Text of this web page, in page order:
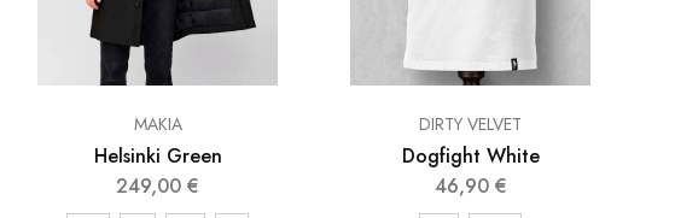
MAKIA
Helsinki Green
249,00€
DIRTY VELVET
Dogfight White
46,90 €